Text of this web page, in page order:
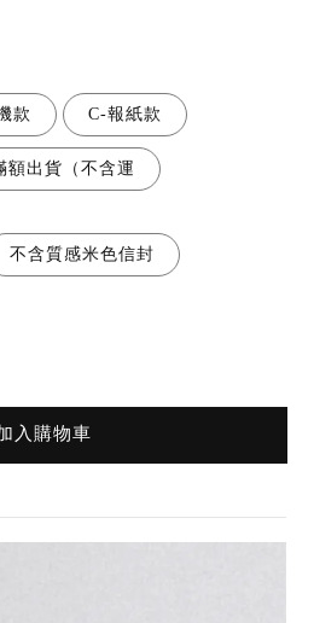
款 C-報紙款
出貨（不含運
不含質感米色信封
入購物車